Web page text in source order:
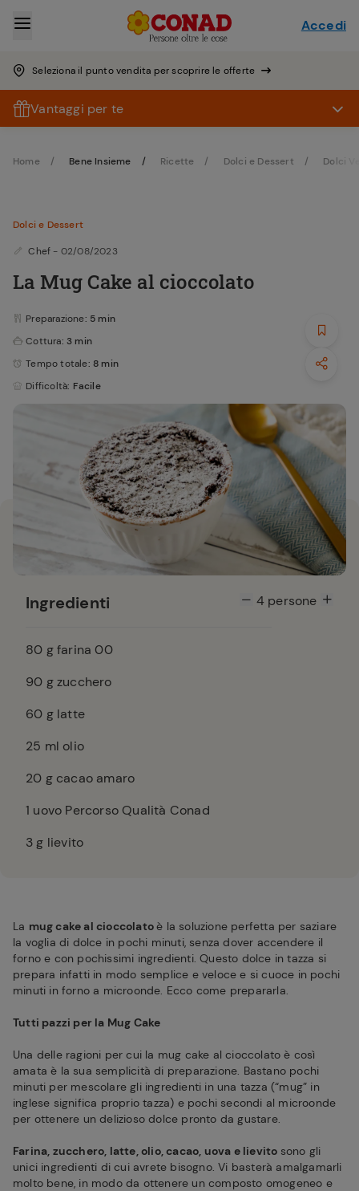
Seleziona il punto vendita per scoprire le offerte
Accedi
Vantaggi per te
Home Bene Insieme Ricette Dolci e Dessert Dolci
Dolci e Dessert
Chef - 02/08/2023
La Mug Cake al cioccolato
Preparazione: 5 min
Cottura: 3 min
Tempo totale: 8 min
Difficoltà: Facile
Ingredienti 4persone
80 g farina 00
90 g zucchero
60 g latte
25 ml olio
20 g cacao amaro
1 uovo Percorso Qualità Conad
3g lievito
La mug cake al cioccolatoè la soluzione perfetta per saziare
la voglia di dolce in pochi minuti, senza dover accendere il
forno e con pochissimi ingredienti. Questo dolce in tazza si
prepara infatti in modo semplice e veloce e si cuoce in pochi
minuti in forno a microonde. Ecco come prepararla.
Tutti pazzi per la Mug Cake
Una delle ragioni per cui la mug cake al cioccolato è così
amata è la sua semplicità di preparazione. Bastano pochi
minuti per mescolare gli ingredienti in una tazza (“mug” in
inglese significa proprio tazza) e pochi secondi al microonde
per ottenere un delizioso dolce pronto da gustare.
Farina, zucchero, latte, olio, cacao, uova e lievito sono gli
unici ingredienti di cui avrete bisogno. Vi basterà amalgamarli
molto bene, in modo da ottenere un composto omogeneo e